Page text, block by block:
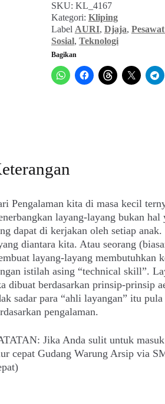
Dalam
Kursus
Aeromodeler
(Djaja,
November
1964)
SKU: KL_4167
Kategori: Kliping
Label AURI, Djaja,
Sosial, Teknologi
Bagikan
Pengalaman kita di masa kecil
layang-layang bukan
dapat di kerjakan oleh setiap
diantara kita. Atau seorang
layang-layang membutuhkan
istilah asing “technical skill”.
dibuat berdasarkan prinsip-prinsip
sadar para “ahli layangan” itu
pengalaman.
Jika Anda sulit untuk
cepat Gudang Warung Arsip via